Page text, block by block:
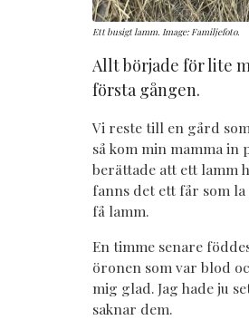
Ett busigt lamm. Image: Familjefoto.
Allt började för lite
första gången.
Vi reste till en gård
så kom min mamma in
berättade att ett lamm
fanns det ett får som
få lamm.
En timme senare
öronen som var blod
mig glad. Jag hade ju
saknar dem.